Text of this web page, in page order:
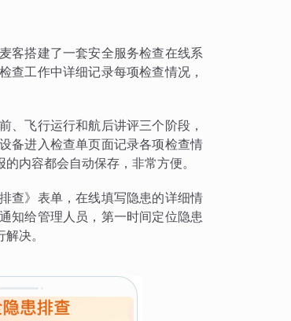
客搭建了一套安全服务检查在线系
查工作中详细记录每项检查情况，
、飞行运行和航后讲评三个阶段，
备进入检查单页面记录各项检查情
内容都会自动保存，非常方便。
查》表单，在线填写隐患的详细情
知给管理人员，第一时间定位隐患
决。